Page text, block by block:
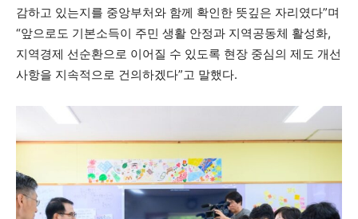
감하고 있는지를 중앙부처와 함께 확인한 뜻깊은 자리였다”며
“앞으로도 기본소득이 주민 생활 안정과 지역공동체 활성화,
지역경제 선순환으로 이어질 수 있도록 현장 중심의 제도 개선
사항을 지속적으로 건의하겠다”고 말했다.